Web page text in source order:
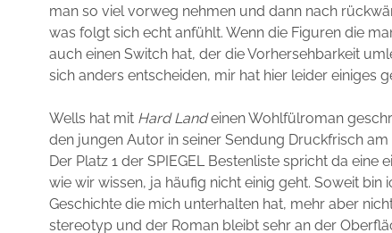
man so viel vorweg nehmen und dann nach
was folgt sich echt anfühlt. Wenn die Figuren die
auch einen Switch hat, der die Vorhersehbarkeit
sich anders entscheiden, mir hat hier leider einiges
Wells hat mit Hard Landeinen Wohlfülroman
den jungen Autor in seiner Sendung Druckfrisch
Der Platz 1 der SPIEGEL Bestenliste spricht da eine
wie wir wissen, ja häufig nicht einig geht. Soweit bin
Geschichte die mich unterhalten hat, mehr aber
stereotyp und der Roman bleibt sehr an der